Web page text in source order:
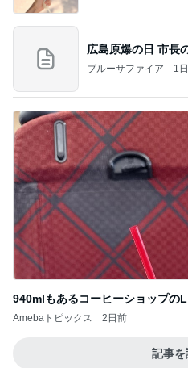
広島原爆の日 市長
ブルーサファイア 1
940mlもあるコーヒーショップのL
Amebaトピックス 2日前
記事を